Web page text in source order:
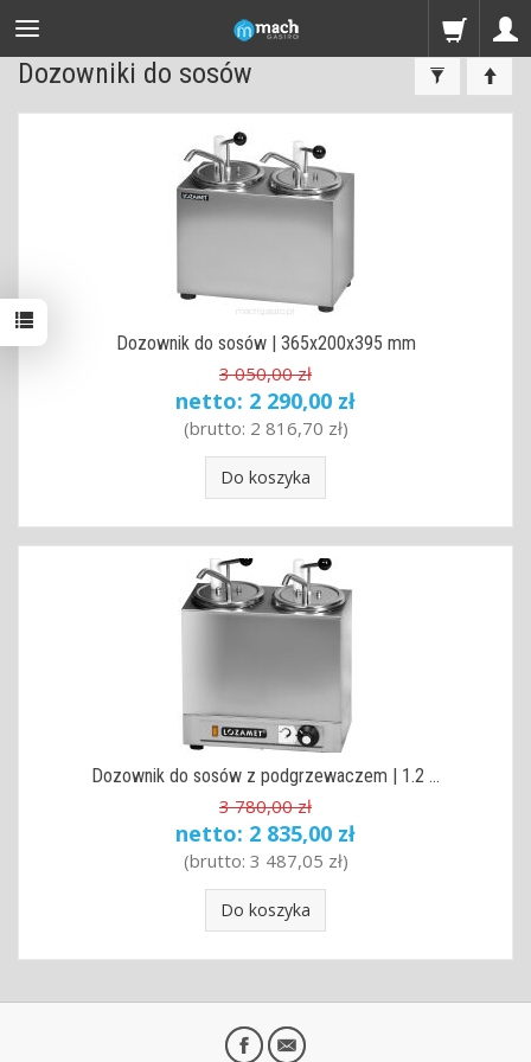
Dozowniki do sosów
Dozownik do sosów | 365x200x395 mm
3 050,00 zł
netto: 2 290,00 zł
(brutto: 2 816,70 zł)
Do koszyka
Dozownik do sosów z podgrzewaczem | 1.2 ...
3 780,00 zł
netto: 2 835,00 zł
(brutto: 3 487,05 zł)
Do koszyka